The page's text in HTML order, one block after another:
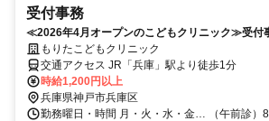
受付事務
≪2026年4月オープンのこどもクリニック≫受付
の手当あり！兵庫駅より徒歩１分！
もりたこどもクリニック
交通アクセス JR「兵庫」駅より徒歩1分
時給1,200円以上
兵庫県神戸市兵庫区
勤務曜日・時間 月・火・水・金… （午前診）